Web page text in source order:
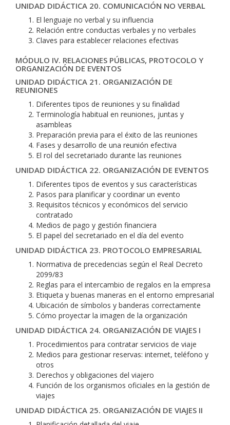
UNIDAD DIDÁCTICA 20. COMUNICACIÓN NO VERBAL
El lenguaje no verbal y su influencia
Relación entre conductas verbales y no verbales
Claves para establecer relaciones efectivas
MÓDULO IV. RELACIONES PÚBLICAS, PROTOCOLO Y
ORGANIZACIÓN DE EVENTOS
UNIDAD DIDÁCTICA 21. ORGANIZACIÓN DE
REUNIONES
Diferentes tipos de reuniones y su finalidad
Terminología habitual en reuniones, juntas y
asambleas
Preparación previa para el éxito de las reuniones
Fases y desarrollo de una reunión efectiva
El rol del secretariado durante las reuniones
UNIDAD DIDÁCTICA 22. ORGANIZACIÓN DE EVENTOS
Diferentes tipos de eventos y sus características
Pasos para planificar y coordinar un evento
Requisitos técnicos y económicos del servicio
contratado
Medios de pago y gestión financiera
El papel del secretariado en el día del evento
UNIDAD DIDÁCTICA 23. PROTOCOLO EMPRESARIAL
Normativa de precedencias según el Real Decreto
2099/83
Reglas para el intercambio de regalos en la empresa
Etiqueta y buenas maneras en el entorno empresarial
Ubicación de símbolos y banderas correctamente
Cómo proyectar la imagen de la organización
UNIDAD DIDÁCTICA 24. ORGANIZACIÓN DE VIAJES I
Procedimientos para contratar servicios de viaje
Medios para gestionar reservas: internet, teléfono y
otros
Derechos y obligaciones del viajero
Función de los organismos oficiales en la gestión de
viajes
UNIDAD DIDÁCTICA 25. ORGANIZACIÓN DE VIAJES II